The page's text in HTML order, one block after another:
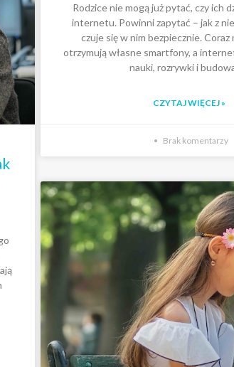
Rodzice nie mogą już pytać, czy ich
internetu. Powinni zapytać – jak z
czuje się w nim bezpiecznie. Coraz
otrzymują własne smartfony, a
nauki, rozrywki i
CZYTAJ WIĘCEJ »
Brak komentarzy